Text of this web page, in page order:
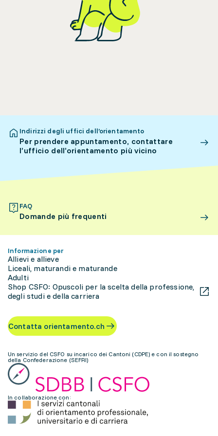
Indirizzi degli uffici dell’orientamento
Per prendere appuntamento, contattare
l’ufficio dell’orientamento più vicino
FAQ
Domande più frequenti
Informazione per
Allievi e allieve
Liceali, maturandi e maturande
Adulti
Shop CSFO: Opuscoli per la scelta della professione,
degli studi e della carriera
Contatta orientamento.ch
Un servizio del CSFO su incarico dei Cantoni (CDPE) e con il sostegno
della Confederazione (SEFRI)
In collaborazione con: